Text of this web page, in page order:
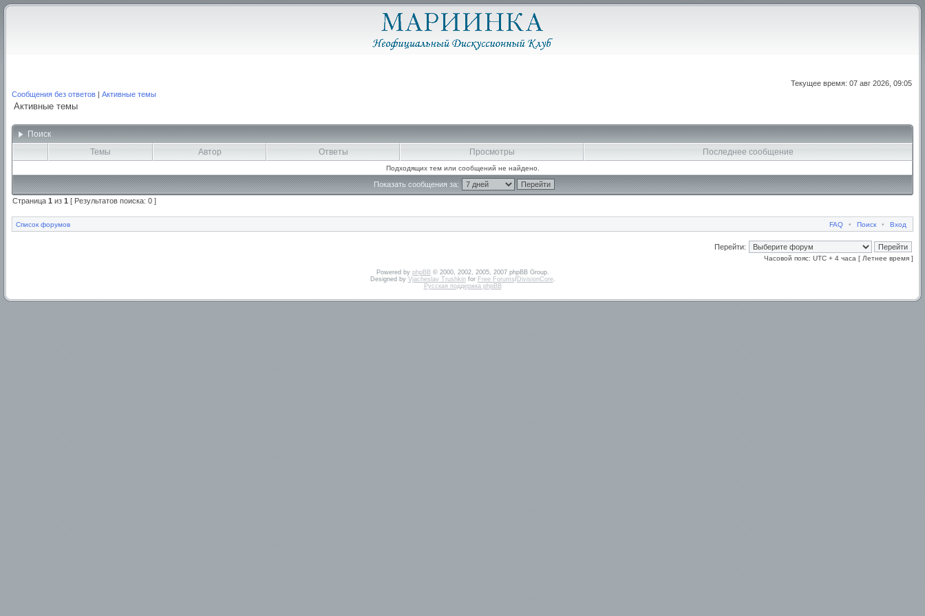
Текущее время: 07 авг 2026, 09:05
Сообщения без ответов | Активные темы
Активные темы
Поиск
Темы
Автор Ответы Просмотры Последнее сообщение
Подходящих тем или сообщений не найдено.
Показать сообщения за:
Страница 1 из 1 [ Результатов поиска: 0 ]
Список форумов FAQ • Поиск • Вход
Перейти:
Часовой пояс: UTC + 4 часа [ Летнее время ]
Powered by phpBB© 2000, 2002, 2005, 2007 phpBB Group.
Designed by Vjacheslav Trushkinfor Free Forums/DivisionCore.
Русская поддержка phpBB